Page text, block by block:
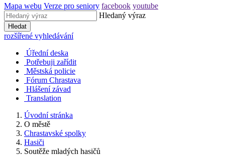
Mapa webu Verze pro seniory facebook youtube
Hledaný výraz
Hledat
rozšířené vyhledávání
Úřední deska
Potřebuji zařídit
Městská policie
Fórum Chrastava
Hlášení závad
Translation
Úvodní stránka
O městě
Chrastavské spolky
Hasiči
Soutěže mladých hasičů